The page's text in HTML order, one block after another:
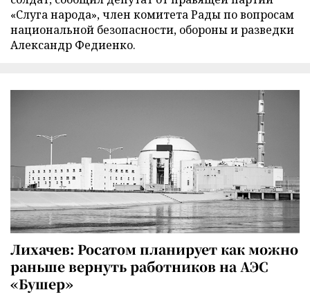
«Слуга народа», член комитета Рады по вопросам
национальной безопасности, обороны и разведки
Александр Федиенко.
Лихачев: Росатом планирует как можно
раньше вернуть работников на АЭС
«Бушер»